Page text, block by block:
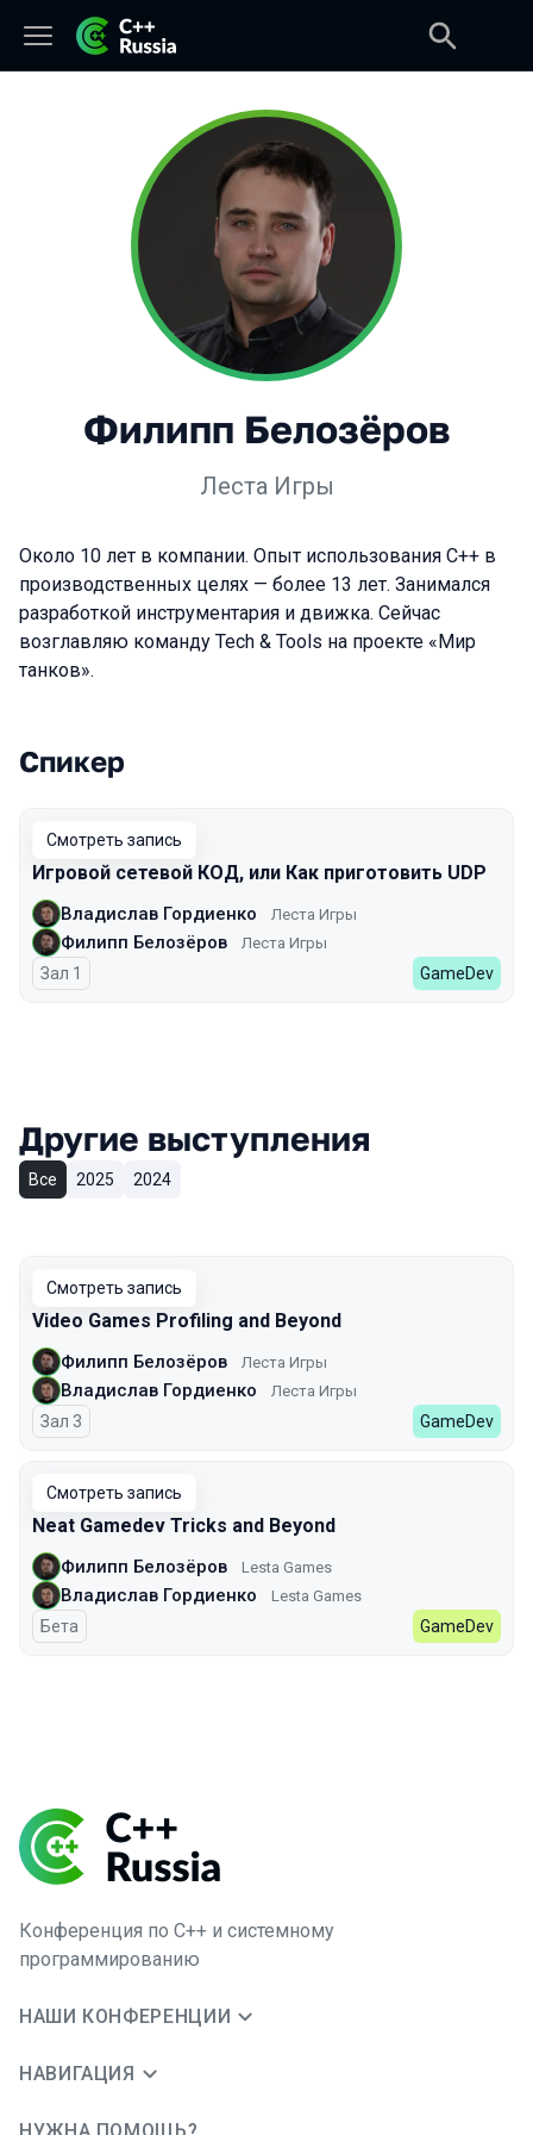
Филипп Белозёров
Леста Игры
Около 10 лет в компании. Опыт использования C++ в
производственных целях — более 13 лет. Занимался
разработкой инструментария и движка. Сейчас
возглавляю команду Tech & Tools на проекте «Мир
танков».
Выступления в сезоне 2026
Спикер
Смотреть запись
Игровой сетевой КОД, или Как приготовить UDP
Владислав Гордиенко Леста Игры
Филипп Белозёров Леста Игры
Зал 1 GameDev
Другие выступления
Все 2025 2024
Смотреть запись
Video Games Profiling and Beyond
Филипп Белозёров Леста Игры
Владислав Гордиенко Леста Игры
Зал 3 GameDev
Смотреть запись
Neat Gamedev Tricks and Beyond
Филипп Белозёров Lesta Games
Владислав Гордиенко Lesta Games
Бета GameDev
Конференция по C++ и системному
программированию
НАШИ КОНФЕРЕНЦИИ
НАВИГАЦИЯ